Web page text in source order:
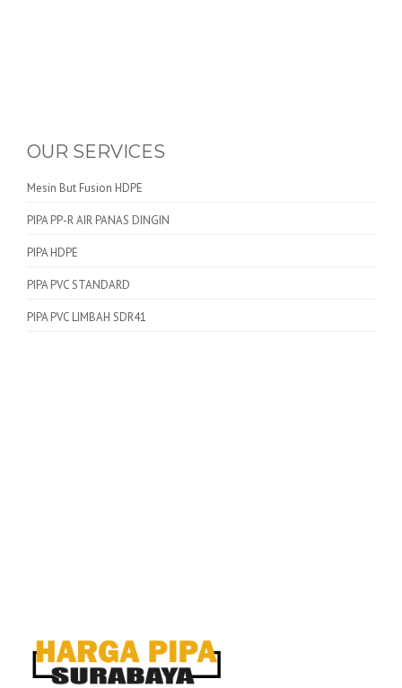
OUR SERVICES
Mesin But Fusion HDPE
PIPA PP-R AIR PANAS DINGIN
PIPA HDPE
PIPA PVC STANDARD
PIPA PVC LIMBAH SDR41